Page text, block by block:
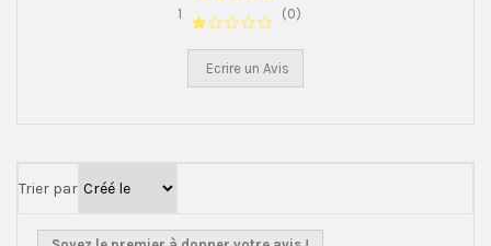
1
(0)
Ecrire un Avis
Trier par